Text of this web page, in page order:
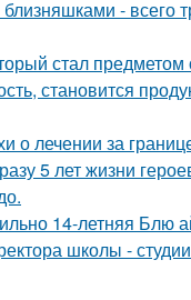
- всего
стал
становится
о лечении за
5 лет жизни
14-летняя
школы -